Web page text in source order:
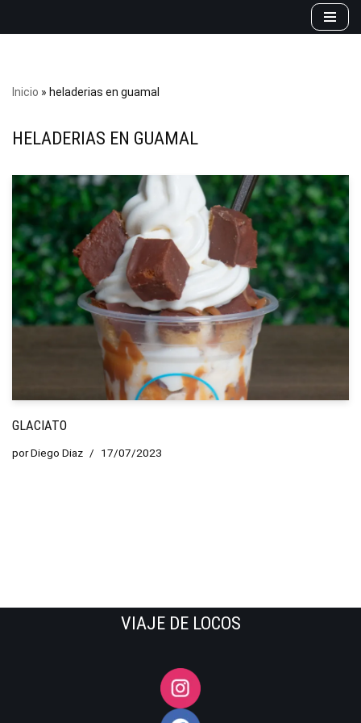
Inicio » heladerias en guamal
HELADERIAS EN GUAMAL
GLACIATO
porDiego Diaz 17/07/2023
VIAJE DE LOCOS